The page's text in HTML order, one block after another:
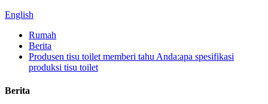
English
Rumah
Berita
Produsen tisu toilet memberi tahu Anda:apa spesifikasi
produksi tisu toilet
Berita